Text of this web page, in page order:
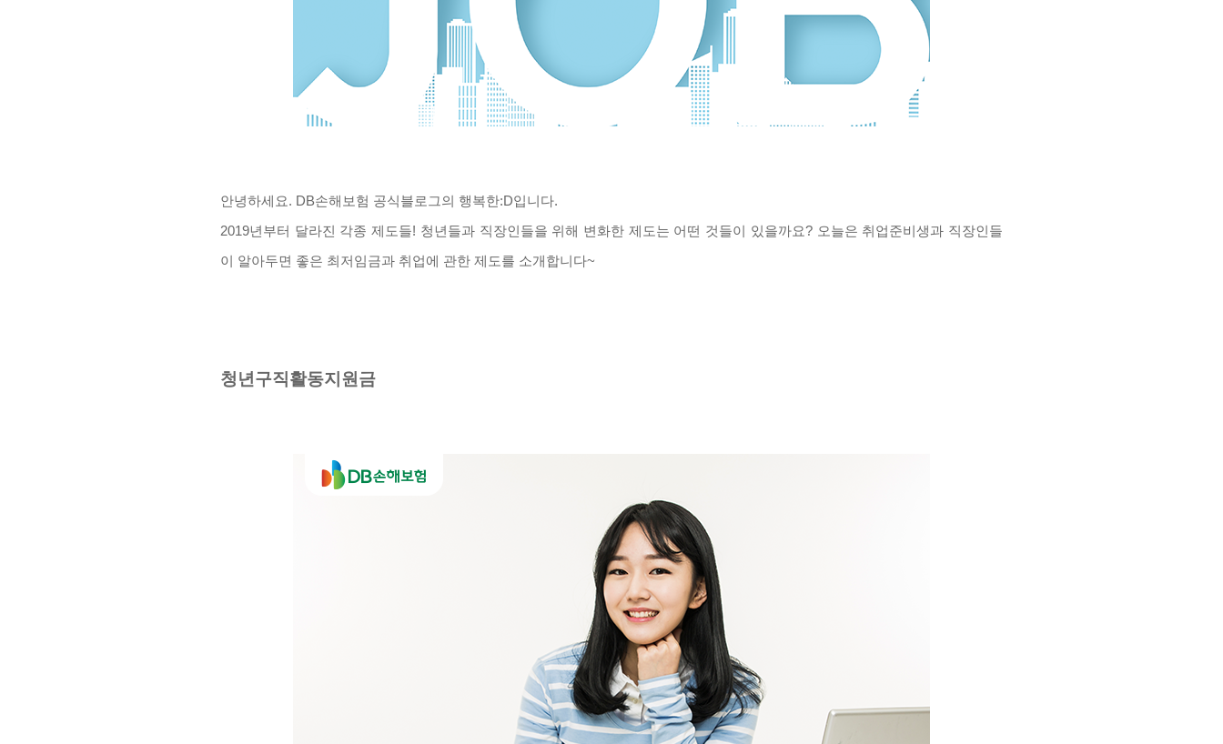
안녕하세요. DB손해보험 공식블로그의 행복한:D입니다.
2019년부터 달라진 각종 제도들! 청년들과 직장인들을 위해 변화한 제도는 어떤 것들이 있을까요? 오늘은 취업준비생과 직장인들
이 알아두면 좋은 최저임금과 취업에 관한 제도를 소개합니다~
청년구직활동지원금